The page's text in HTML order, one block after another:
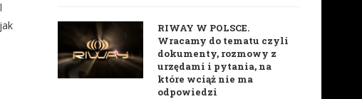
RIWAY W POLSCE.
Wracamy do tematu czyli
dokumenty, rozmowy z
urzędami i pytania, na
które wciąż nie ma
odpowiedzi